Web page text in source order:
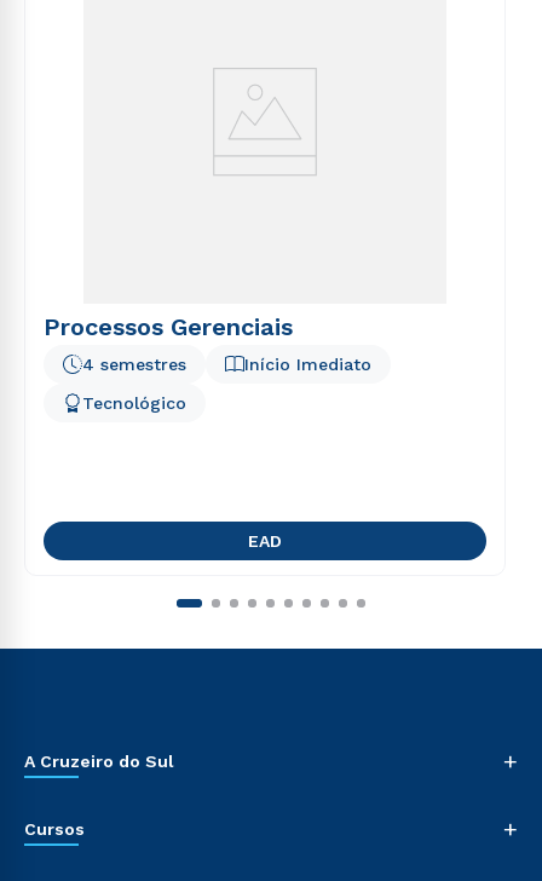
Processos Gerenciais
Início Imediato
4 semestres
Tecnológico
EAD
A Cruzeiro do Sul +
Cursos +